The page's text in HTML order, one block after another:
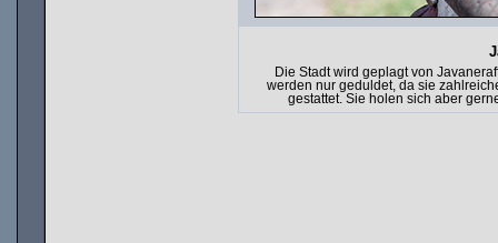
Die Stadt wird geplagt von
werden nur geduldet, da sie
gestattet. Sie holen sich aber